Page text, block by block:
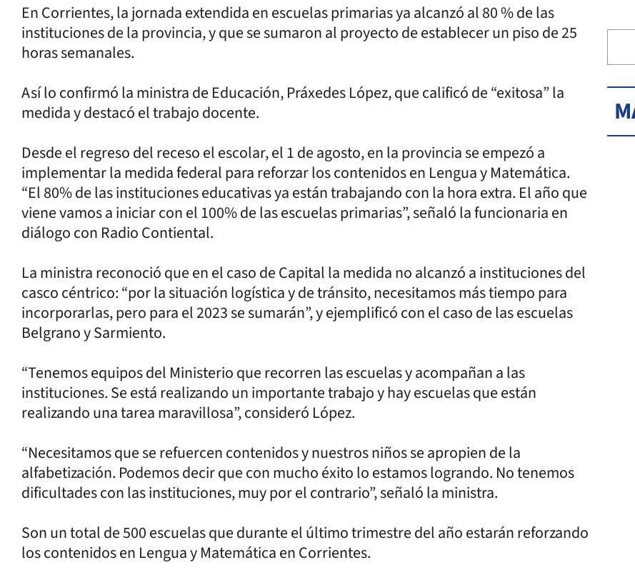
En Corrientes, la jornada extendida en escuelas primarias ya alcanzó al 80 % de las
instituciones de la provincia, y que se sumaron al proyecto de establecer un piso de 25
horas semanales.
Así lo confirmó la ministra de Educación, Práxedes López, que calificó de “exitosa” la
medida y destacó el trabajo docente.
Desde el regreso del receso el escolar, el 1 de agosto, en la provincia se empezó a
implementar la medida federal para reforzar los contenidos en Lengua y Matemática.
“El 80% de las instituciones educativas ya están trabajando con la hora extra. El año que
viene vamos a iniciar con el 100% de las escuelas primarias”, señaló la funcionaria en
diálogo con Radio Contiental.
La ministra reconoció que en el caso de Capital la medida no alcanzó a instituciones del
casco céntrico: “por la situación logística y de tránsito, necesitamos más tiempo para
incorporarlas, pero para el 2023 se sumarán”, y ejemplificó con el caso de las escuelas
Belgrano y Sarmiento.
“Tenemos equipos del Ministerio que recorren las escuelas y acompañan a las
instituciones. Se está realizando un importante trabajo y hay escuelas que están
realizando una tarea maravillosa”, consideró López.
“Necesitamos que se refuercen contenidos y nuestros niños se apropien de la
alfabetización. Podemos decir que con mucho éxito lo estamos logrando. No tenemos
dificultades con las instituciones, muy por el contrario”, señaló la ministra.
Son un total de 500 escuelas que durante el último trimestre del año estarán reforzando
los contenidos en Lengua y Matemática en Corrientes.